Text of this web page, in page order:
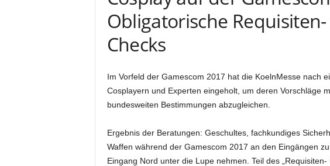
Obligatorische
Checks
Im Vorfeld der Gamescom 2017 hat die KoelnMesse nach
Cosplayern und Experten eingeholt, um deren Vorschläge
bundesweiten Bestimmungen abzugleichen.
Ergebnis der Beratungen: Geschultes, fachkundiges
Waffen während der Gamescom 2017 an den Eingängen
Eingang Nord unter die Lupe nehmen. Teil des